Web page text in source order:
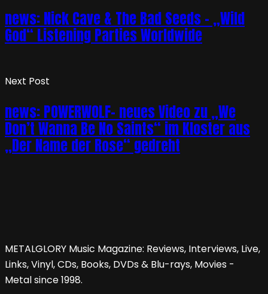
news: Nick Cave & The Bad Seeds – „Wild
God“ Listening Parties Worldwide
Next Post
news: POWERWOLF- neues Video zu „We
Don’t Wanna Be No Saints“ im Kloster aus
„Der Name der Rose“ gedreht
METALGLORY Music Magazine: Reviews, Interviews, Live,
Links, Vinyl, CDs, Books, DVDs & Blu-rays, Movies -
Metal since 1998.